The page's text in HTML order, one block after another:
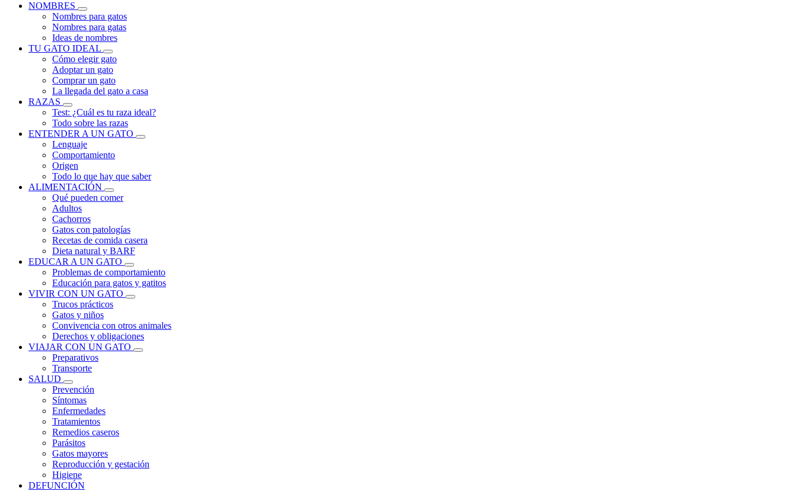
NOMBRES
Nombres para gatos
Nombres para gatas
Ideas de nombres
TU GATO IDEAL
Cómo elegir gato
Adoptar un gato
Comprar un gato
La llegada del gato a casa
RAZAS
Test: ¿Cuál es tu raza ideal?
Todo sobre las razas
ENTENDER A UN GATO
Lenguaje
Comportamiento
Origen
Todo lo que hay que saber
ALIMENTACIÓN
Qué pueden comer
Adultos
Cachorros
Gatos con patologías
Recetas de comida casera
Dieta natural y BARF
EDUCAR A UN GATO
Problemas de comportamiento
Educación para gatos y gatitos
VIVIR CON UN GATO
Trucos prácticos
Gatos y niños
Convivencia con otros animales
Derechos y obligaciones
VIAJAR CON UN GATO
Preparativos
Transporte
SALUD
Prevención
Síntomas
Enfermedades
Tratamientos
Remedios caseros
Parásitos
Gatos mayores
Reproducción y gestación
Higiene
DEFUNCIÓN